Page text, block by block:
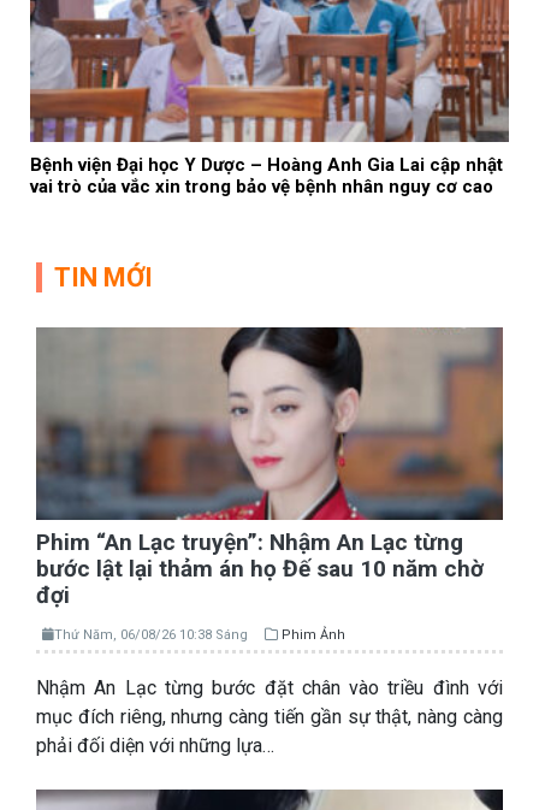
Bệnh viện Đại học Y Dược – Hoàng Anh Gia Lai cập nhật
vai trò của vắc xin trong bảo vệ bệnh nhân nguy cơ cao
TIN MỚI
Phim “An Lạc truyện”: Nhậm An Lạc từng
bước lật lại thảm án họ Đế sau 10 năm chờ
đợi
Thứ Năm, 06/08/26 10:38 Sáng Phim Ảnh
Nhậm An Lạc từng bước đặt chân vào triều đình với
mục đích riêng, nhưng càng tiến gần sự thật, nàng càng
phải đối diện với những lựa…